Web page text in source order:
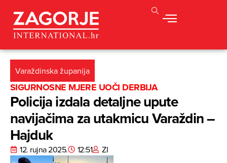
Varaždinska županija
SIGURNOSNE MJERE UOČI DERBIJA
Policija izdala detaljne upute
navijačima za utakmicu Varaždin –
Hajduk
12. rujna 2025. 12:51 ZI